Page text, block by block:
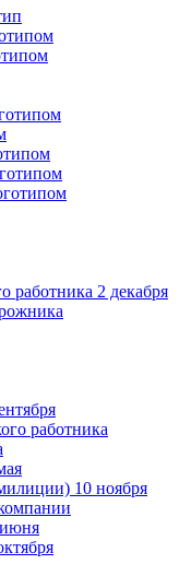
работника 2 декабря
работника
10 ноября